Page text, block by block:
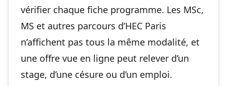
vérifier chaque fiche programme. Les MSc,
MS et autres parcours d’HEC Paris
n’affichent pas tous la même modalité, et
une offre vue en ligne peut relever d’un
stage, d’une césure ou d’un emploi.